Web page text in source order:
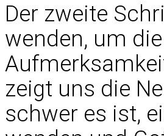
Der zweite
wenden, um
zeigt uns die
schwer es ist,